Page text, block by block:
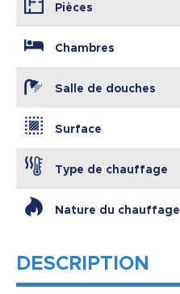
Pièces
Chambres
Salle de douches
Surface
Type de chauffage
Nature du chauffage
DESCRIPTION